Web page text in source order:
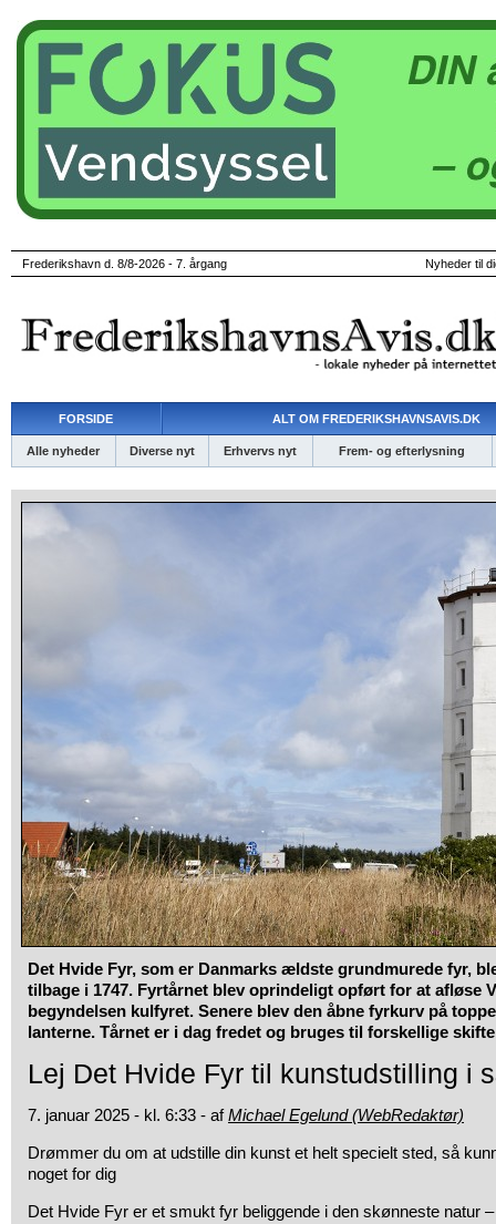
Frederikshavn d. 8/8-2026 - 7. årgang Nyheder til
FORSIDE ALT OM FREDERIKSHAVNSAVIS.DK
Alle nyheder Diverse nyt Erhvervs nyt Frem- og efterlysning
Det Hvide Fyr, som er Danmarks ældste grundmurede fyr,
tilbage i 1747. Fyrtårnet blev oprindeligt opført for at afløse
begyndelsen kulfyret. Senere blev den åbne fyrkurv på
lanterne. Tårnet er i dag fredet og bruges til forskellige
Lej Det Hvide Fyr til kunstudstilling i
7. januar 2025 - kl. 6:33 - afMichael Egelund (WebRedaktør)
Drømmer du om at udstille din kunst et helt specielt sted, så
noget for dig
Det Hvide Fyr er et smukt fyr beliggende i den skønneste natur